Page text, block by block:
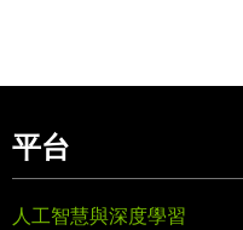
平台
人工智慧與深度學習